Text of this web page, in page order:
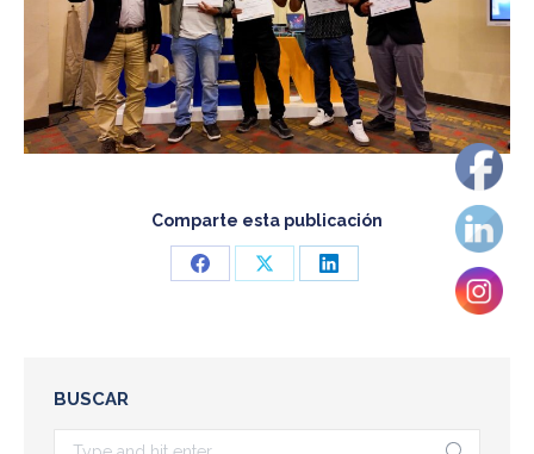
Comparte esta publicación
Share
Share
Share
BUSCAR
Search: